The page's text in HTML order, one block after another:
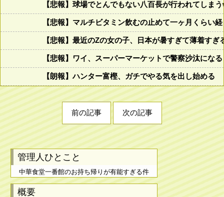
【悲報】球場でとんでもない八百長が行われてし
【悲報】マルチビタミン飲むの止めて一ヶ月くらい
【悲報】最近のZの女の子、日本が暑すぎて薄着すぎ
【悲報】ワイ、スーパーマーケットで警察沙汰にな
【朗報】ハンター富樫、ガチでやる気を出し始める
前の記事 次の記事
管理人ひとこと
中華食堂一番館のお持ち帰りが有能すぎる件
概要